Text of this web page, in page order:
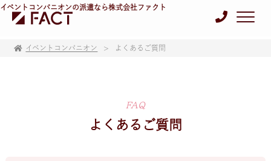
イベントコンパニオンの派遣なら株式会社ファクト
イベントコンパニオン よくあるご質問
FAQ
よくあるご質問